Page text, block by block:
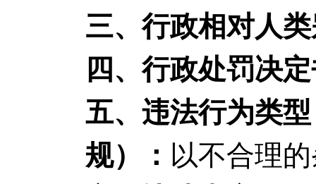
三、行政相对人
四、行政处罚决
五、违法行为类
规）： 以不合理